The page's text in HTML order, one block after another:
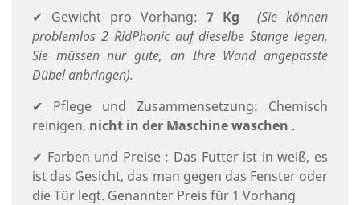
✔ Gewicht pro Vorhang: 7 Kg
(Sie können
problemlos 2 RidPhonic auf dieselbe Stange legen,
Sie müssen nur gute, an Ihre Wand angepasste
Dübel anbringen).
✔ Pflege und Zusammensetzung: Chemisch
reinigen, nicht in der Maschine waschen .
✔ Farben und Preise : Das Futter ist in weiß, es
ist das Gesicht, das man gegen das Fenster oder
die Tür legt. Genannter Preis für 1 Vorhang